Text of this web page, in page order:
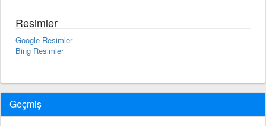
Resimler
Google Resimler
Bing Resimler
Geçmiş